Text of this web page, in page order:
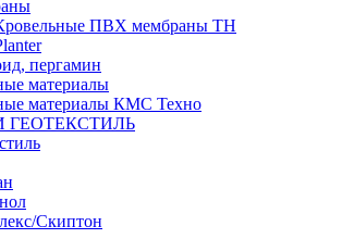
ПВХ мембраны ТН
пергамин
материалы
материалы КМС Техно
ГЕОТЕКСТИЛЬ
Скиптон